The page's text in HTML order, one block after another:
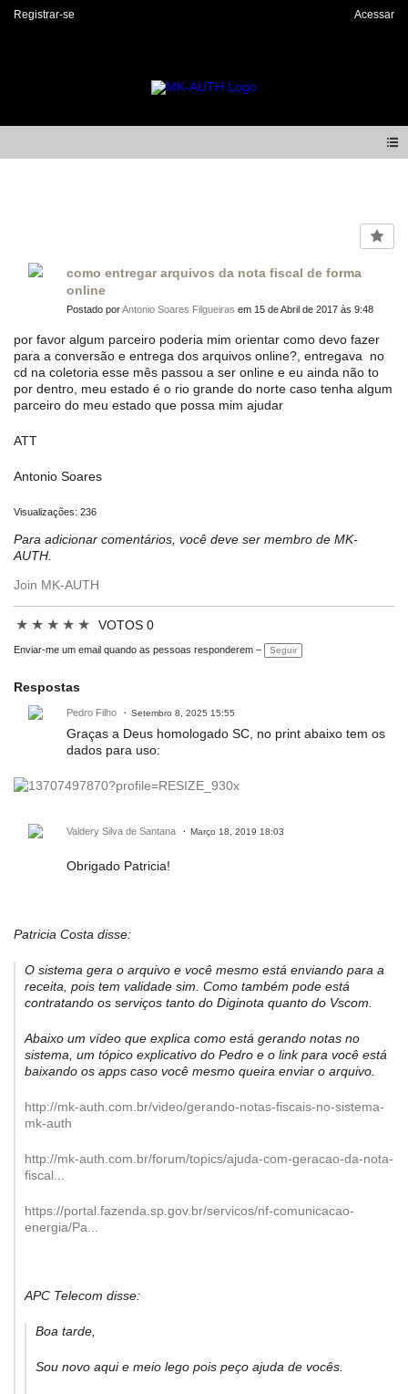
Registrar-se Acessar
como entregar arquivos da nota fiscal de forma
online
Postado porAntonio Soares Filgueiras em 15 de Abril de 2017 às 9:48
por favor algum parceiro poderia mim orientar como devo fazer
para a conversão e entrega dos arquivos online?, entregava no
cd na coletoria esse mês passou a ser online e eu ainda não to
por dentro, meu estado é o rio grande do norte caso tenha algum
parceiro do meu estado que possa mim ajudar
ATT
Antonio Soares
Visualizações: 236
Para adicionar comentários, você deve ser membro de MK-
AUTH.
Join MK-AUTH
★ ★ ★ ★ ★ VOTOS 0
Enviar-me um email quando as pessoas responderem – Seguir
Respostas
Pedro Filho Setembro 8, 2025 15:55
Graças a Deus homologado SC, no print abaixo tem os
dados para uso:
Valdery Silva de Santana Março 18, 2019 18:03
Obrigado Patricia!
Patricia Costa disse:
O sistema gera o arquivo e você mesmo está enviando para a
receita, pois tem validade sim. Como também pode está
contratando os serviços tanto do Diginota quanto do Vscom.
Abaixo um vídeo que explica como está gerando notas no
sistema, um tópico explicativo do Pedro e o link para você está
baixando os apps caso você mesmo queira enviar o arquivo.
http://mk-auth.com.br/video/gerando-notas-fiscais-no-sistema-
mk-auth
http://mk-auth.com.br/forum/topics/ajuda-com-geracao-da-nota-
fiscal...
https://portal.fazenda.sp.gov.br/servicos/nf-comunicacao-
energia/Pa...
APC Telecom disse:
Boa tarde,
Sou novo aqui e meio lego pois peço ajuda de vocês.